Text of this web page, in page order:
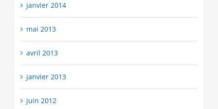
janvier 2014
mai 2013
avril 2013
janvier 2013
juin 2012